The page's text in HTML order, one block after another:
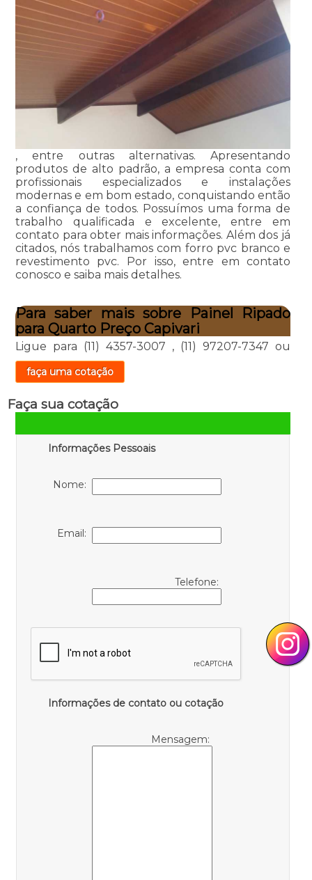
, entre outras alternativas. Apresentando
produtos de alto padrão, a empresa conta com
profissionais especializados e instalações
modernas e em bom estado, conquistando então
a confiança de todos. Possuímos uma forma de
trabalho qualificada e excelente, entre em
contato para obter mais informações. Além dos já
citados, nós trabalhamos com forro pvc branco e
revestimento pvc. Por isso, entre em contato
conosco e saiba mais detalhes.
Para saber mais sobre Painel Ripado
para Quarto Preço Capivari
Ligue para (11) 4357-3007 , (11) 97207-7347 ou
faça uma cotação
Faça sua cotação
Informações Pessoais
Nome:
Email:
Telefone:
Informações de contato ou cotação
Mensagem: